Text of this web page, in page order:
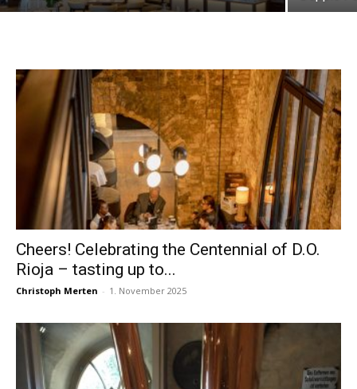
Cheers! Celebrating the Centennial of D.O.
Rioja – tasting up to...
Christoph Merten - 1. November 2025